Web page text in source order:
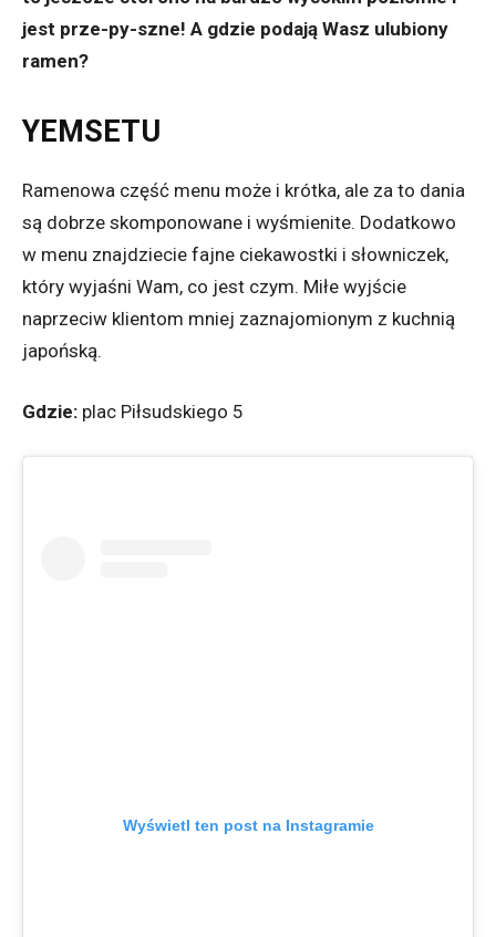
jest prze-py-szne! A gdzie podają Wasz ulubiony
ramen?
YEMSETU
Ramenowa część menu może i krótka, ale za to dania
są dobrze skomponowane i wyśmienite. Dodatkowo
w menu znajdziecie fajne ciekawostki i słowniczek,
który wyjaśni Wam, co jest czym. Miłe wyjście
naprzeciw klientom mniej zaznajomionym z kuchnią
japońską.
Gdzie: plac Piłsudskiego 5
Wyświetl ten post na Instagramie